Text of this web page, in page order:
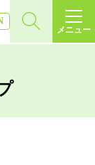
メニュー